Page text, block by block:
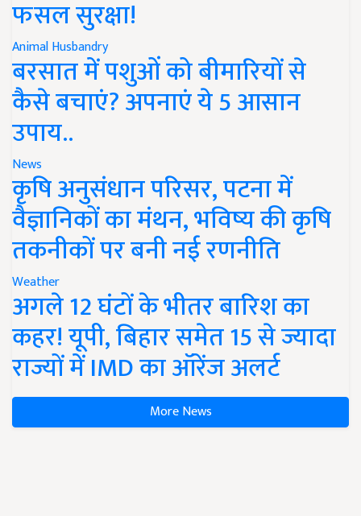
फसल सुरक्षा!
Animal Husbandry
बरसात में पशुओं को बीमारियों से
कैसे बचाएं? अपनाएं ये 5 आसान
उपाय..
News
कृषि अनुसंधान परिसर, पटना में
वैज्ञानिकों का मंथन, भविष्य की कृषि
तकनीकों पर बनी नई रणनीति
Weather
अगले 12 घंटों के भीतर बारिश का
कहर! यूपी, बिहार समेत 15 से ज्यादा
राज्यों में IMD का ऑरेंज अलर्ट
More News